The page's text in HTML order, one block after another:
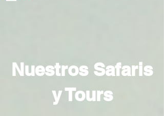
Nuestros Safaris
y Tours